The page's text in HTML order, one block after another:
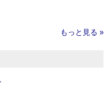
もっと見る »